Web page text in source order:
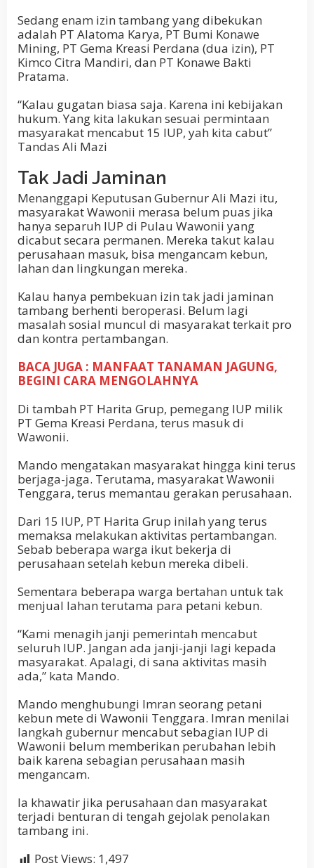
Sedang enam izin tambang yang dibekukan
adalah PT Alatoma Karya, PT Bumi Konawe
Mining, PT Gema Kreasi Perdana (dua izin), PT
Kimco Citra Mandiri, dan PT Konawe Bakti
Pratama.
“Kalau gugatan biasa saja. Karena ini kebijakan
hukum. Yang kita lakukan sesuai permintaan
masyarakat mencabut 15 IUP, yah kita cabut”
Tandas Ali Mazi
Tak Jadi Jaminan
Menanggapi Keputusan Gubernur Ali Mazi itu,
masyarakat Wawonii merasa belum puas jika
hanya separuh IUP di Pulau Wawonii yang
dicabut secara permanen. Mereka takut kalau
perusahaan masuk, bisa mengancam kebun,
lahan dan lingkungan mereka.
Kalau hanya pembekuan izin tak jadi jaminan
tambang berhenti beroperasi. Belum lagi
masalah sosial muncul di masyarakat terkait pro
dan kontra pertambangan.
BACA JUGA : MANFAAT TANAMAN JAGUNG,
BEGINI CARA MENGOLAHNYA
Di tambah PT Harita Grup, pemegang IUP milik
PT Gema Kreasi Perdana, terus masuk di
Wawonii.
Mando mengatakan masyarakat hingga kini terus
berjaga-jaga. Terutama, masyarakat Wawonii
Tenggara, terus memantau gerakan perusahaan.
Dari 15 IUP, PT Harita Grup inilah yang terus
memaksa melakukan aktivitas pertambangan.
Sebab beberapa warga ikut bekerja di
perusahaan setelah kebun mereka dibeli.
Sementara beberapa warga bertahan untuk tak
menjual lahan terutama para petani kebun.
“Kami menagih janji pemerintah mencabut
seluruh IUP. Jangan ada janji-janji lagi kepada
masyarakat. Apalagi, di sana aktivitas masih
ada,” kata Mando.
Mando menghubungi Imran seorang petani
kebun mete di Wawonii Tenggara. Imran menilai
langkah gubernur mencabut sebagian IUP di
Wawonii belum memberikan perubahan lebih
baik karena sebagian perusahaan masih
mengancam.
Ia khawatir jika perusahaan dan masyarakat
terjadi benturan di tengah gejolak penolakan
tambang ini.
Post Views: 1,497